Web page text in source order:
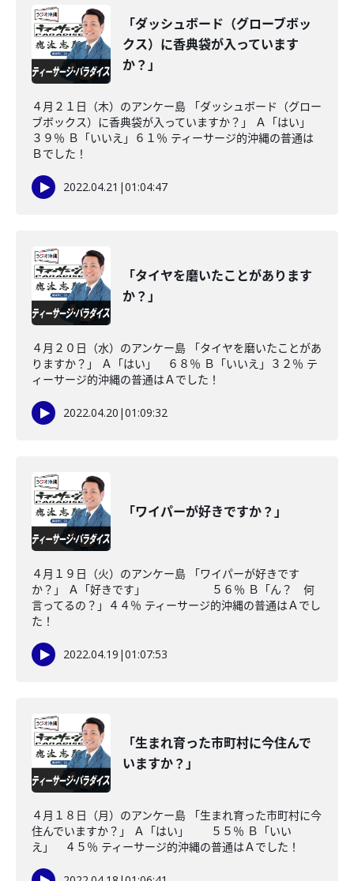
「ダッシュボード（グローブボッ
クス）に香典袋が入っています
か？」
４月２１日（木）のアンケー島 「ダッシュボード（グロー
ブボックス）に香典袋が入っていますか？」 Ａ「はい」
３９％ Ｂ「いいえ」６１％ ティーサージ的沖縄の普通は
Ｂでした！
2022.04.21 |01:04:47
「タイヤを磨いたことがあります
か？」
４月２０日（水）のアンケー島 「タイヤを磨いたことがあ
りますか？」 Ａ「はい」 ６８％ Ｂ「いいえ」３２％ テ
ィーサージ的沖縄の普通はＡでした！
2022.04.20 |01:09:32
「ワイパーが好きですか？」
４月１９日（火）のアンケー島 「ワイパーが好きです
か？」 Ａ「好きです」 ５６％ Ｂ「ん？ 何
言ってるの？」４４％ ティーサージ的沖縄の普通はＡでし
た！
2022.04.19 |01:07:53
「生まれ育った市町村に今住んで
いますか？」
４月１８日（月）のアンケー島 「生まれ育った市町村に今
住んでいますか？」 Ａ「はい」 ５５％ Ｂ「いい
え」 ４５％ ティーサージ的沖縄の普通はＡでした！